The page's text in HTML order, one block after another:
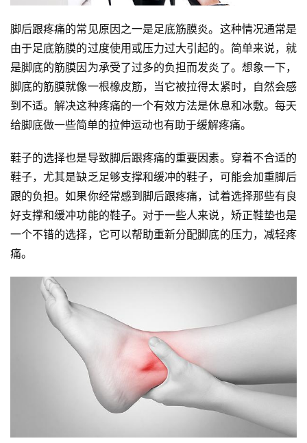
脚后跟疼痛的常见原因之一是足底筋膜炎。这种情况通常是
由于足底筋膜的过度使用或压力过大引起的。简单来说，就
是脚底的筋膜因为承受了过多的负担而发炎了。想象一下，
脚底的筋膜就像一根橡皮筋，当它被拉得太紧时，自然会感
到不适。解决这种疼痛的一个有效方法是休息和冰敷。每天
给脚底做一些简单的拉伸运动也有助于缓解疼痛。
鞋子的选择也是导致脚后跟疼痛的重要因素。穿着不合适的
鞋子，尤其是缺乏足够支撑和缓冲的鞋子，可能会加重脚后
跟的负担。如果你经常感到脚后跟疼痛，试着选择那些有良
好支撑和缓冲功能的鞋子。对于一些人来说，矫正鞋垫也是
一个不错的选择，它可以帮助重新分配脚底的压力，减轻疼
痛。